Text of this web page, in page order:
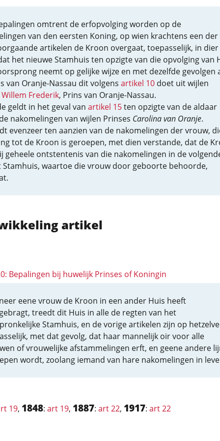
omtrent de erfopvolging worden op de
van den eersten Koning, op wien krachtens een der
artikelen de Kroon overgaat, toepasselijk, in dier
het nieuwe Stamhuis ten opzigte van die opvolging van
neemt op gelijke wijze en met dezelfde gevolgen
van Oranje-Nassau dit volgens artikel 10doet uit wijlen
Frederik, Prins van Oranje-Nassau.
geldt in het geval van artikel 15ten opzigte van de aldaar
nakomelingen van wijlen Prinses Carolina van Oranje.
evenzeer ten aanzien van de nakomelingen der vrouw,
tot de Kroon is geroepen, met dien verstande, dat de
geheele ontstentenis van die nakomelingen in de
Stamhuis, waartoe die vrouw door geboorte behoorde,
artikel
Bepalingen bij huwelijk Prinses of Koningin
eene vrouw de Kroon in een ander Huis heeft
treedt dit Huis in alle de regten van het
Stamhuis, en de vorige artikelen zijn op hetzelve
met dat gevolg, dat haar mannelijk oir voor alle
of vrouwelijke afstammelingen erft, en geene andere
wordt, zoolang iemand van hare nakomelingen in
19, 1848: art 19, 1887: art 22, 1917: art 22